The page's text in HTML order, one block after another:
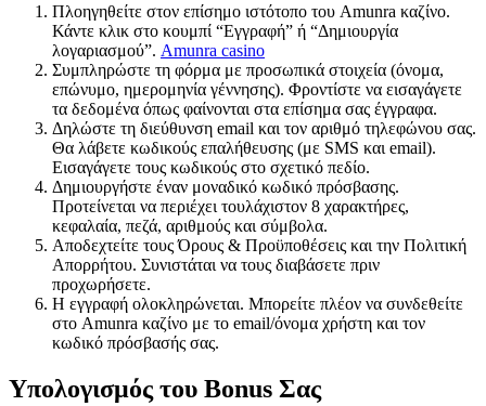
Πλοηγηθείτε στον επίσημο ιστότοπο του Amunra καζίνο.
Κάντε κλικ στο κουμπί “Εγγραφή” ή “Δημιουργία
λογαριασμού”. Amunra casino
Συμπληρώστε τη φόρμα με προσωπικά στοιχεία (όνομα,
επώνυμο, ημερομηνία γέννησης). Φροντίστε να εισαγάγετε
τα δεδομένα όπως φαίνονται στα επίσημα σας έγγραφα.
Δηλώστε τη διεύθυνση email και τον αριθμό τηλεφώνου σας.
Θα λάβετε κωδικούς επαλήθευσης (με SMS και email).
Εισαγάγετε τους κωδικούς στο σχετικό πεδίο.
Δημιουργήστε έναν μοναδικό κωδικό πρόσβασης.
Προτείνεται να περιέχει τουλάχιστον 8 χαρακτήρες,
κεφαλαία, πεζά, αριθμούς και σύμβολα.
Αποδεχτείτε τους Όρους & Προϋποθέσεις και την Πολιτική
Απορρήτου. Συνιστάται να τους διαβάσετε πριν
προχωρήσετε.
Η εγγραφή ολοκληρώνεται. Μπορείτε πλέον να συνδεθείτε
στο Amunra καζίνο με το email/όνομα χρήστη και τον
κωδικό πρόσβασής σας.
Υπολογισμός του Bonus Σας